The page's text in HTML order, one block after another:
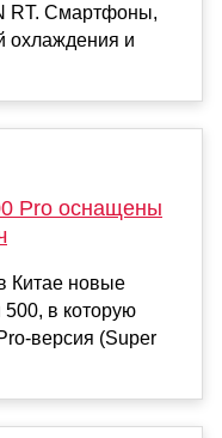
RT. Смартфоны,
охлаждения и
Pro оснащены
Китае новые
в которую
версия (Super